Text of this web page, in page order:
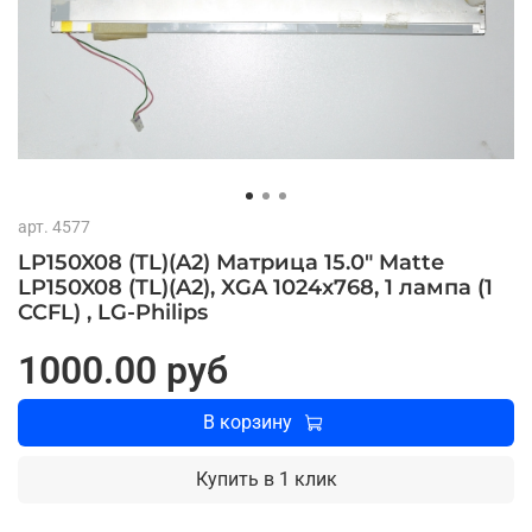
арт. 4577
LP150X08 (TL)(A2) Матрица 15.0" Matte
LP150X08 (TL)(A2), XGA 1024x768, 1 лампа (1
CCFL) , LG-Philips
1000.00 руб
В корзину
Купить в 1 клик